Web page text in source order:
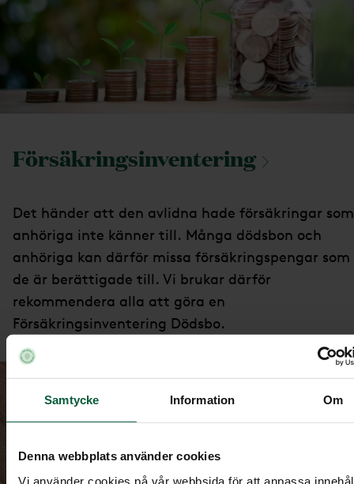
Samtycke Information Om
Denna webbplats använder cookies
Vi använder cookies på vår webbsida för att anpassa
Försäkringsinventering
Det händer att den avlidna hade försäkringar som
anhöriga inte känner till. Många dödsbon och
anhöriga kan därför missa försäkringspengar som
de är berättigade till. Vi brukar därför
rekommendera alla att göra en
Försäkringsinventering Dödsbo.